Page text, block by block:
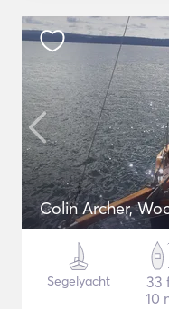
Colin Archer,
Segelyacht
33
10